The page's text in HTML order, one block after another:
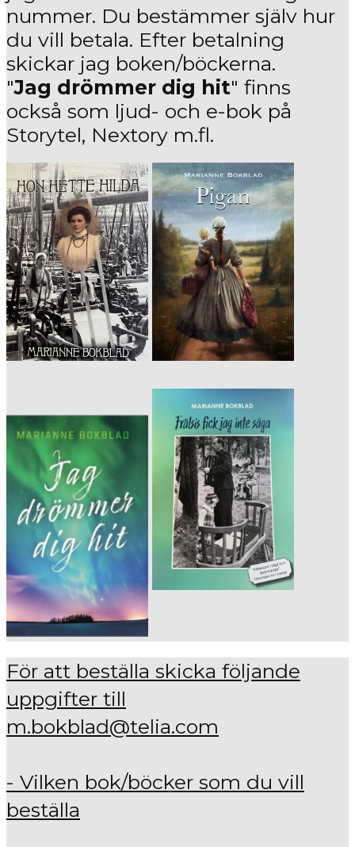
nummer. Du bestämmer själv hur
du vill betala. Efter betalning
skickar jag boken/böckerna.
"Jag drömmer dig hit" finns
också som ljud- och e-bok på
Storytel, Nextory m.fl.
För att beställa skicka följande
uppgifter till
m.bokblad@telia.com
- Vilken bok/böcker som du vill
beställa